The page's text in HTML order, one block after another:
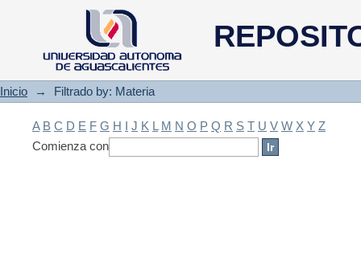
Filtrado by: Materia
Inicio → Filtrado by: Materia
A B C D E F G H I J K L M N O P Q R S T U V W X Y Z
Comienza con